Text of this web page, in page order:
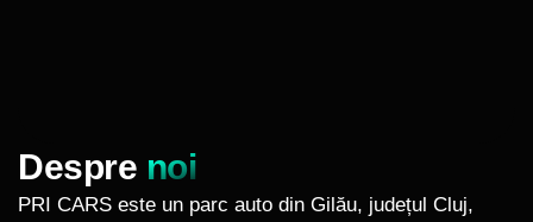
Despre noi
PRI CARS este un parc auto din Gilău, județul Cluj,